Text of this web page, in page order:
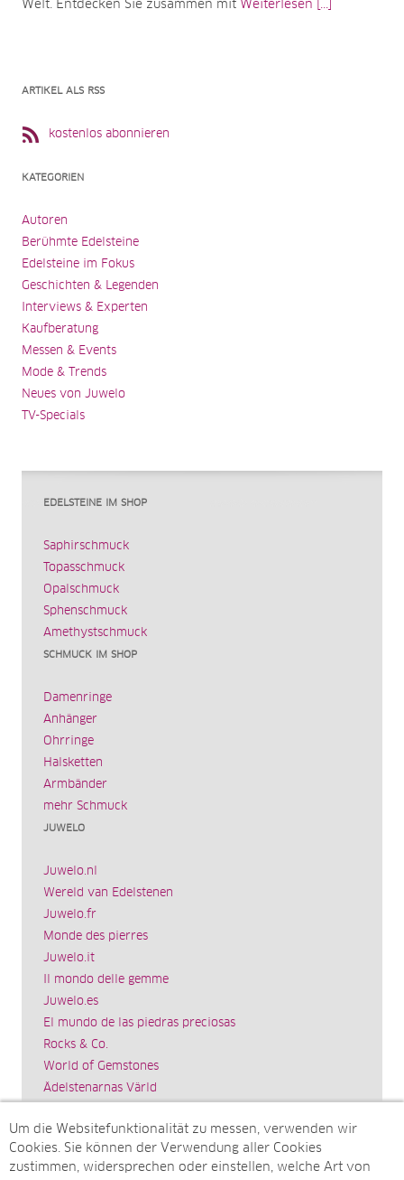
Welt. Entdecken Sie zusammen mit Weiterlesen [...]
ARTIKEL ALS RSS
kostenlos abonnieren
KATEGORIEN
Autoren
Berühmte Edelsteine
Edelsteine im Fokus
Geschichten & Legenden
Interviews & Experten
Kaufberatung
Messen & Events
Mode & Trends
Neues von Juwelo
TV-Specials
EDELSTEINE IM SHOP
Saphirschmuck
Topasschmuck
Opalschmuck
Sphenschmuck
Amethystschmuck
SCHMUCK IM SHOP
Damenringe
Anhänger
Ohrringe
Halsketten
Armbänder
mehr Schmuck
JUWELO
Juwelo.nl
Wereld van Edelstenen
Juwelo.fr
Monde des pierres
Juwelo.it
Il mondo delle gemme
Juwelo.es
El mundo de las piedras preciosas
Rocks & Co.
World of Gemstones
Ädelstenarnas Värld
Impressum
SITEMAP
Um die Websitefunktionalität zu messen, verwenden wir
Cookies. Sie können der Verwendung aller Cookies
zustimmen, widersprechen oder einstellen, welche Art von